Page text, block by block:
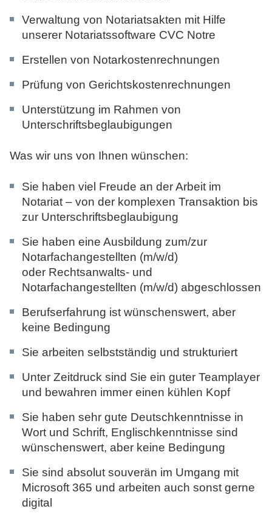
Verwaltung von Notariatsakten mit Hilfe
unserer Notariatssoftware CVC Notre
Erstellen von Notarkostenrechnungen
Prüfung von Gerichtskostenrechnungen
Unterstützung im Rahmen von
Unterschriftsbeglaubigungen
Was wir uns von Ihnen wünschen:
Sie haben viel Freude an der Arbeit im
Notariat – von der komplexen Transaktion bis
zur Unterschriftsbeglaubigung
Sie haben eine Ausbildung zum/zur
Notarfachangestellten (m/w/d)
oder Rechtsanwalts- und
Notarfachangestellten (m/w/d) abgeschlossen
Berufserfahrung ist wünschenswert, aber
keine Bedingung
Sie arbeiten selbstständig und strukturiert
Unter Zeitdruck sind Sie ein guter Teamplayer
und bewahren immer einen kühlen Kopf
Sie haben sehr gute Deutschkenntnisse in
Wort und Schrift, Englischkenntnisse sind
wünschenswert, aber keine Bedingung
Sie sind absolut souverän im Umgang mit
Microsoft 365 und arbeiten auch sonst gerne
digital